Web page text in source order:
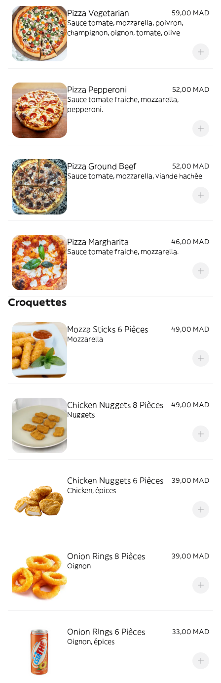
Pizza Vegetarian
59,00 MAD
Sauce tomate, mozzarella, poivron,
champignon, oignon, tomate, olive
Pizza Pepperoni
52,00 MAD
Sauce tomate fraiche, mozzarella,
pepperoni.
Pizza Ground Beef
52,00 MAD
Sauce tomate, mozzarella, viande hachée
Pizza Margharita
46,00 MAD
Sauce tomate fraiche, mozzarella.
Croquettes
Mozza Sticks 6 Pièces
49,00 MAD
Mozzarella
Chicken Nuggets 8 Pièces
49,00 MAD
Nuggets
Chicken Nuggets 6 Pièces
39,00 MAD
Chicken, épices
Onion Rings 8 Pièces
39,00 MAD
Oignon
Onion RIngs 6 Pièces
33,00 MAD
Oignon, épices